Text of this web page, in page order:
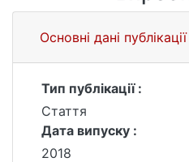
Основні дані публікації
Тип публікації :
Стаття
Дата випуску :
2018